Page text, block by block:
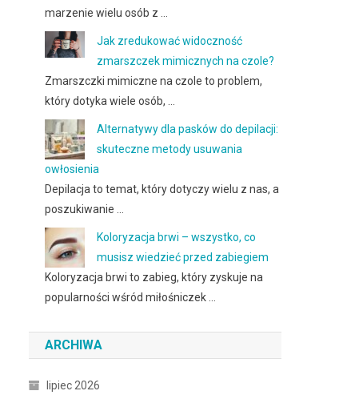
marzenie wielu osób z …
Jak zredukować widoczność
zmarszczek mimicznych na czole?
Zmarszczki mimiczne na czole to problem,
który dotyka wiele osób, …
Alternatywy dla pasków do depilacji:
skuteczne metody usuwania
owłosienia
Depilacja to temat, który dotyczy wielu z nas, a
poszukiwanie …
Koloryzacja brwi – wszystko, co
musisz wiedzieć przed zabiegiem
Koloryzacja brwi to zabieg, który zyskuje na
popularności wśród miłośniczek …
ARCHIWA
lipiec 2026